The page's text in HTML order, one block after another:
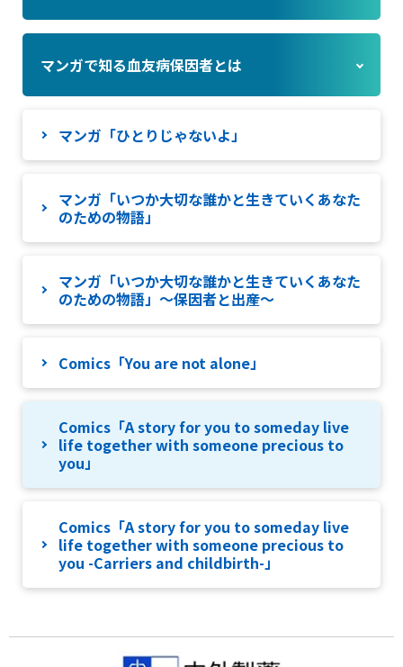
マンガで知る血友病保因者とは
マンガ「ひとりじゃないよ」
マンガ「いつか大切な誰かと生きていくあなた
のための物語」
マンガ「いつか大切な誰かと生きていくあなた
のための物語」～保因者と出産～
Comics「You are not alone」
Comics「A story for you to someday live
life together with someone precious to
you」
Comics「A story for you to someday live
life together with someone precious to
you -Carriers and childbirth-」